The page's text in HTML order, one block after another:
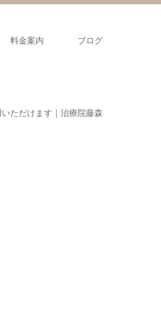
料金案内 ブログ
ただけます｜治療院藤森